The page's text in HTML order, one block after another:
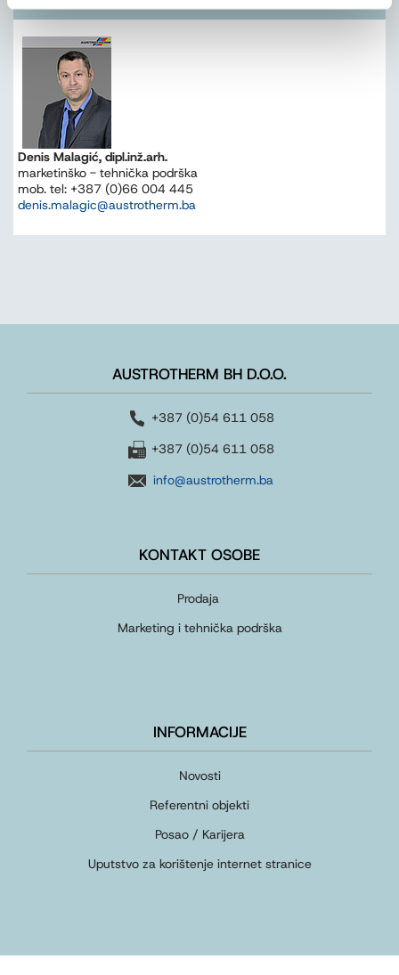
Denis Malagić, dipl.inž.arh.
marketinško - tehnička podrška
mob. tel: +387 (0)66 004 445
denis.malagic@austrotherm.ba
AUSTROTHERM BH D.O.O.
+387 (0)54 611 058
+387 (0)54 611 058
info@austrotherm.ba
KONTAKT OSOBE
Prodaja
Marketing i tehnička podrška
INFORMACIJE
Novosti
Referentni objekti
Posao / Karijera
Uputstvo za korištenje internet stranice